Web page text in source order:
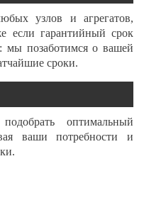
узлов и агрегатов,
если гарантийный срок
мы позаботимся о вашей
сроки.
оптимальный
ваши потребности и